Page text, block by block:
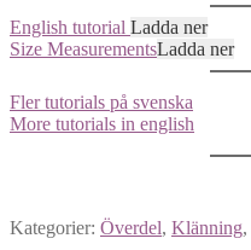
English tutorial Ladda ner
Size MeasurementsLadda ner
Fler tutorials på svenska
More tutorials in english
Kategorier: Överdel, Klänning,